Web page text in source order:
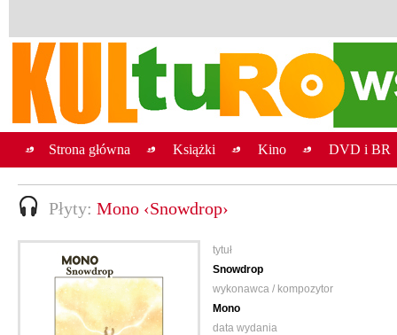
Strona główna Książki Kino DVD i BR
Płyty: Mono ‹Snowdrop›
tytuł
Snowdrop
wykonawca / kompozytor
Mono
data wydania